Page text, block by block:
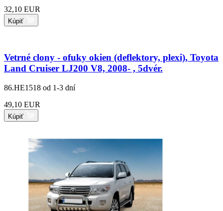
32,10 EUR
Kúpiť
Vetrné clony - ofuky okien (deflektory, plexi), Toyota
Land Cruiser LJ200 V8, 2008- , 5dvér.
86.HE1518 od 1-3 dní
49,10 EUR
Kúpiť